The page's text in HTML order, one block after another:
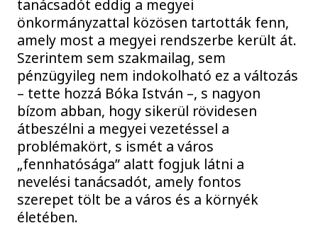
tanácsadót eddig a megyei
önkormányzattal közösen tartották fenn,
amely most a megyei rendszerbe került át.
Szerintem sem szakmailag, sem
pénzügyileg nem indokolható ez a változás
– tette hozzá Bóka István –, s nagyon
bízom abban, hogy sikerül rövidesen
átbeszélni a megyei vezetéssel a
problémakört, s ismét a város
„fennhatósága” alatt fogjuk látni a
nevelési tanácsadót, amely fontos
szerepet tölt be a város és a környék
életében.